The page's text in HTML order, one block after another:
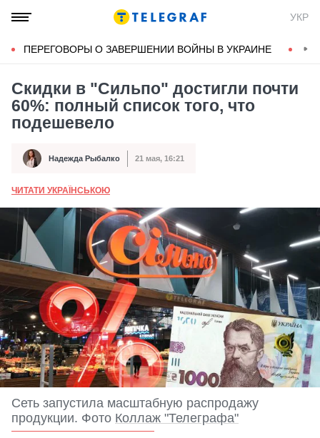
УКР
ПЕРЕГОВОРЫ О ЗАВЕРШЕНИИ ВОЙНЫ В УКРАИНЕ
Скидки в "Сильпо" достигли почти
60%: полный список того, что
подешевело
Автор Надежда Рыбалко
Дата публикации 21 мая, 16:21
ЧИТАТИ УКРАЇНСЬКОЮ
Сеть запустила масштабную распродажу
продукции. Фото Коллаж "Телеграфа"